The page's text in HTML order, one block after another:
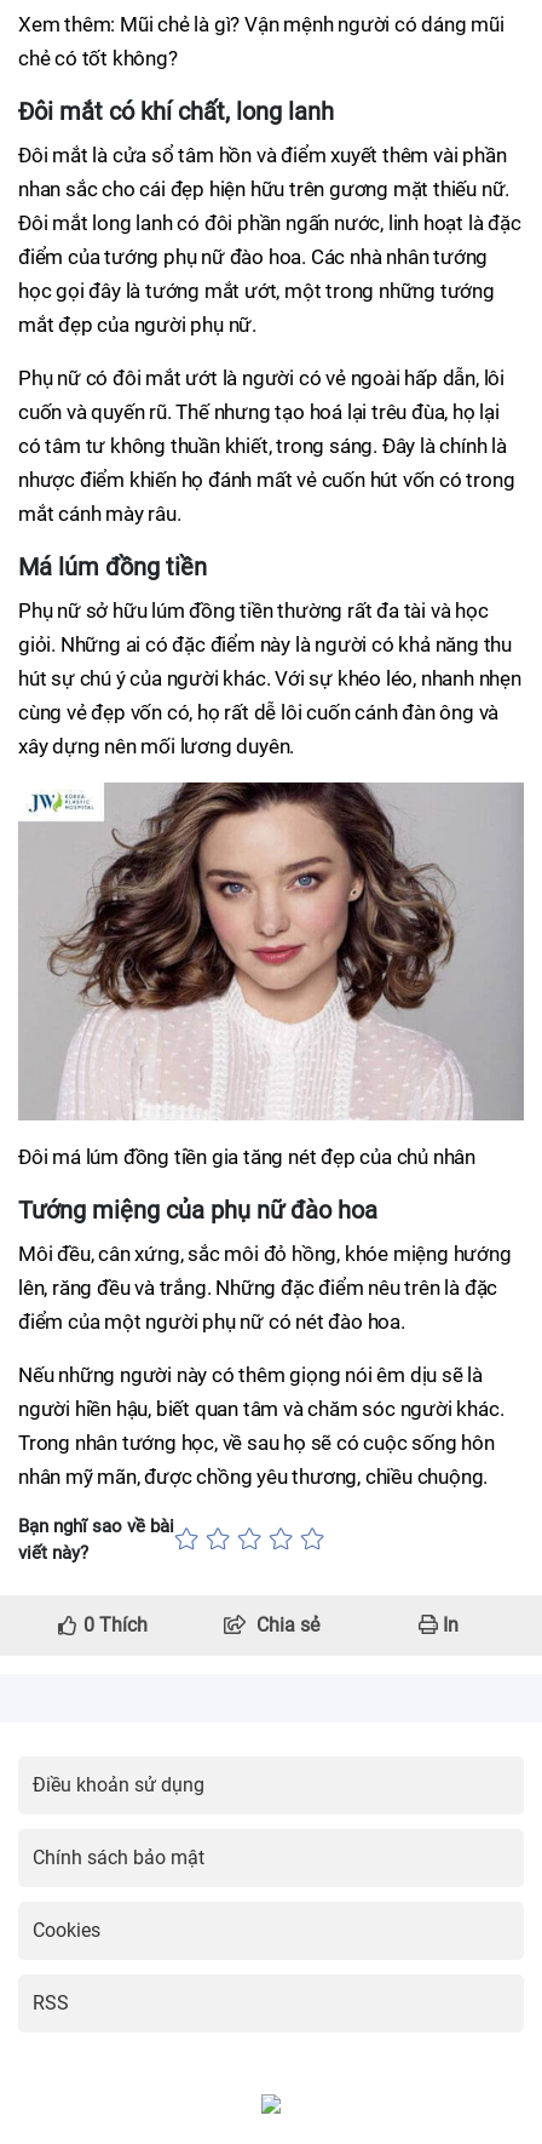
Xem thêm: Mũi chẻ là gì? Vận mệnh người có dáng mũi
chẻ có tốt không?
Đôi mắt có khí chất, long lanh
Đôi mắt là cửa sổ tâm hồn và điểm xuyết thêm vài phần
nhan sắc cho cái đẹp hiện hữu trên gương mặt thiếu nữ.
Đôi mắt long lanh có đôi phần ngấn nước, linh hoạt là đặc
điểm của tướng phụ nữ đào hoa. Các nhà nhân tướng
học gọi đây là tướng mắt ướt, một trong những tướng
mắt đẹp của người phụ nữ.
Phụ nữ có đôi mắt ướt là người có vẻ ngoài hấp dẫn, lôi
cuốn và quyến rũ. Thế nhưng tạo hoá lại trêu đùa, họ lại
có tâm tư không thuần khiết, trong sáng. Đây là chính là
nhược điểm khiến họ đánh mất vẻ cuốn hút vốn có trong
mắt cánh mày râu.
Má lúm đồng tiền
Phụ nữ sở hữu lúm đồng tiền thường rất đa tài và học
giỏi. Những ai có đặc điểm này là người có khả năng thu
hút sự chú ý của người khác. Với sự khéo léo, nhanh nhẹn
cùng vẻ đẹp vốn có, họ rất dễ lôi cuốn cánh đàn ông và
xây dựng nên mối lương duyên.
Đôi má lúm đồng tiền gia tăng nét đẹp của chủ nhân
Tướng miệng của phụ nữ đào hoa
Môi đều, cân xứng, sắc môi đỏ hồng, khóe miệng hướng
lên, răng đều và trắng. Những đặc điểm nêu trên là đặc
điểm của một người phụ nữ có nét đào hoa.
Nếu những người này có thêm giọng nói êm dịu sẽ là
người hiền hậu, biết quan tâm và chăm sóc người khác.
Trong nhân tướng học, về sau họ sẽ có cuộc sống hôn
nhân mỹ mãn, được chồng yêu thương, chiều chuộng.
Bạn nghĩ sao về bài
viết này?
0 Thích Chia sẻ In
Điều khoản sử dụng
Chính sách bảo mật
Cookies
RSS